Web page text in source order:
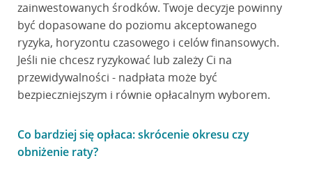
zainwestowanych środków. Twoje decyzje powinny
być dopasowane do poziomu akceptowanego
ryzyka, horyzontu czasowego i celów finansowych.
Jeśli nie chcesz ryzykować lub zależy Ci na
przewidywalności - nadpłata może być
bezpieczniejszym i równie opłacalnym wyborem.
Co bardziej się opłaca: skrócenie okresu czy
obniżenie raty?